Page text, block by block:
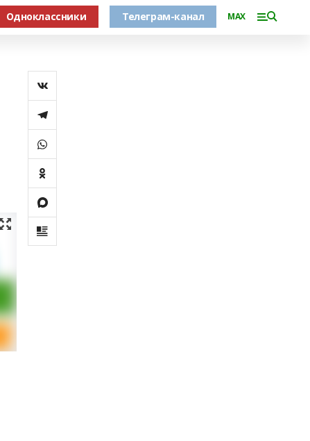
Одноклассники Телеграм-канал MAX